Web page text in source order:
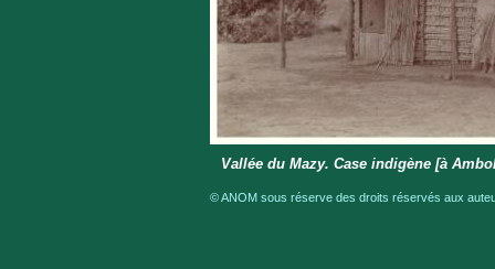
Vallée du Mazy. Case indigène [à
© ANOM sous réserve des droits réservés aux